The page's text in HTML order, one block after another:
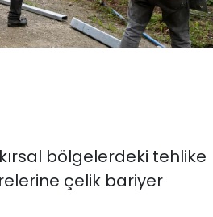
bölgelerdeki tehlike
çelik bariyer